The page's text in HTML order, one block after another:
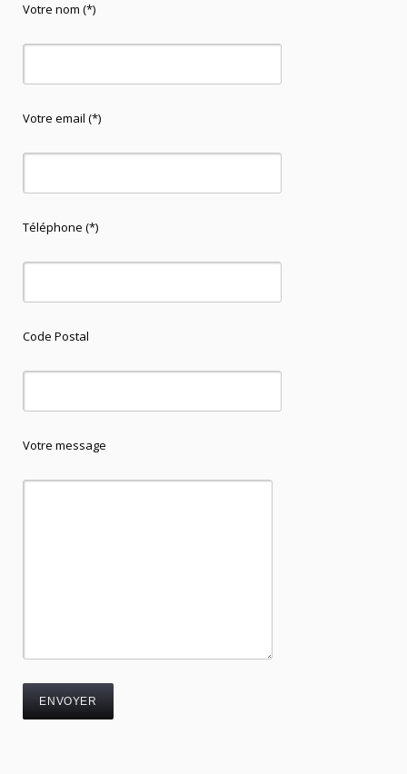
Votre nom (*)
Votre email (*)
Téléphone (*)
Code Postal
Votre message